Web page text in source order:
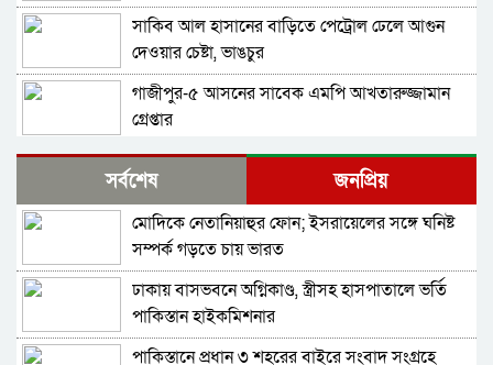
সাকিব আল হাসানের বাড়িতে পেট্রোল ঢেলে আগুন
দেওয়ার চেষ্টা, ভাঙচুর
গাজীপুর-৫ আসনের সাবেক এমপি আখতারুজ্জামান
গ্রেপ্তার
ফেনীর পুলিশ সুপার; যত কিছুই করি না কেন, কারোরই
মন রক্ষা করতে পারি না
জুলাই গণঅভ্যুত্থান দিবসে হবিগঞ্জে শহীদদের প্রতি
জেলা পুলিশের শ্রদ্ধা
মৌলভীবাজারে যথাযোগ্য মর্যাদায় পালিত জুলাই
গণঅভ্যুত্থান দিবস
সর্বশেষ জনপ্রিয়
মোদিকে নেতানিয়াহুর ফোন; ইসরায়েলের সঙ্গে ঘনিষ্ট
সম্পর্ক গড়তে চায় ভারত
ঢাকায় বাসভবনে অগ্নিকাণ্ড, স্ত্রীসহ হাসপাতালে ভর্তি
পাকিস্তান হাইকমিশনার
পাকিস্তানে প্রধান ৩ শহরের বাইরে সংবাদ সংগ্রহে